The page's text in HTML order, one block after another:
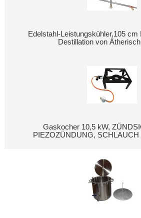
Edelstahl-Leistungskühler,105 cm
Destillation von
Gaskocher 10,5 kW,
PIEZOZÜNDUNG,